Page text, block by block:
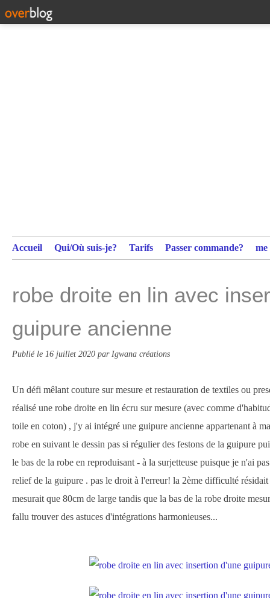
Accueil Qui/Où suis-je? Tarifs Passer commande?
robe droite en lin avec
guipure ancienne
Publié le 16 juillet 2020 par Igwana créations
Un défi mêlant couture sur mesure et restauration de textiles ou
réalisé une robe droite en lin écru sur mesure (avec comme
toile en coton) , j'y ai intégré une guipure ancienne appartenant à
robe en suivant le dessin pas si régulier des festons de la guipure
le bas de la robe en reproduisant - à la surjetteuse puisque je n'ai
relief de la guipure . pas le droit à l'erreur! la 2ème difficulté
mesurait que 80cm de large tandis que la bas de la robe droite
fallu trouver des astuces d'intégrations harmonieuses...